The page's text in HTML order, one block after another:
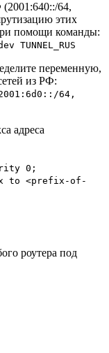
64,
этих
помощи команды:
переменную,
из РФ:
64,
адреса
0;
to <prefix-of-
роутера под